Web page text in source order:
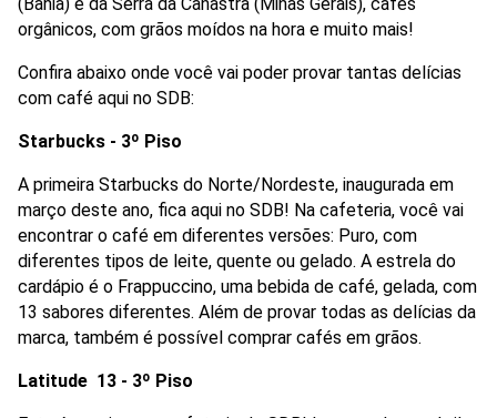
Compre Online
(Bahia) e da Serra da Canastra (Minas Gerais), cafés
orgânicos, com grãos moídos na hora e muito mais!
Confira abaixo onde você vai poder provar tantas delícias
com café aqui no SDB:
Starbucks - 3º Piso
A primeira Starbucks do Norte/Nordeste, inaugurada em
março deste ano, fica aqui no SDB! Na cafeteria, você vai
encontrar o café em diferentes versões: Puro, com
diferentes tipos de leite, quente ou gelado. A estrela do
cardápio é o Frappuccino, uma bebida de café, gelada, com
13 sabores diferentes. Além de provar todas as delícias da
marca, também é possível comprar cafés em grãos.
Latitude  13 - 3º Piso